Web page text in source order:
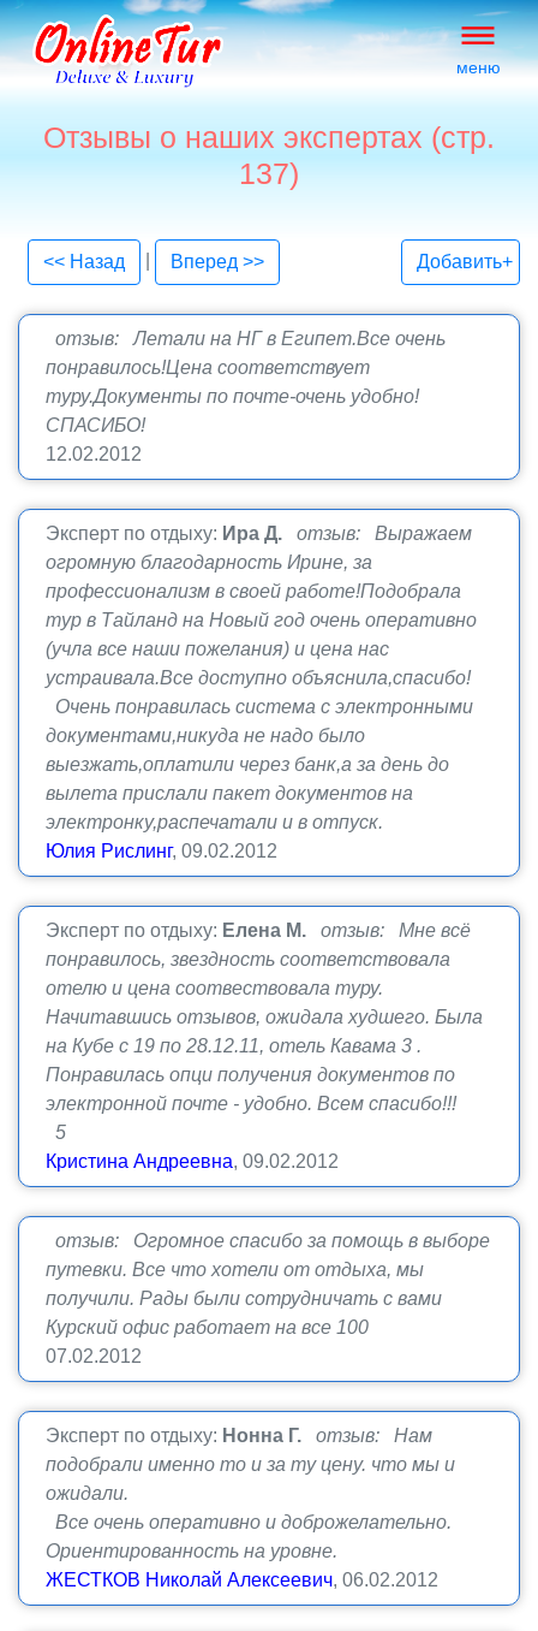
меню
Отзывы о наших экспертах (стр.
137)
<< Назад Вперед >> Добавить+
отзыв: Летали на НГ в Египет.Все очень
понравилось!Цена соответствует
туру.Документы по почте-очень удобно!
СПАСИБО!
12.02.2012
Эксперт по отдыху: Ира Д.
отзыв: Выражаем
огромную благодарность Ирине, за
профессионализм в своей работе!Подобрала
тур в Тайланд на Новый год очень оперативно
(учла все наши пожелания) и цена нас
устраивала.Все доступно объяснила,спасибо!
Очень понравилась система с электронными
документами,никуда не надо было
выезжать,оплатили через банк,а за день до
вылета прислали пакет документов на
электронку,распечатали и в отпуск.
Юлия Рислинг, 09.02.2012
Эксперт по отдыху: Елена М.
отзыв: Мне всё
понравилось, звездность соответствовала
отелю и цена соотвествовала туру.
Начитавшись отзывов, ожидала худшего. Была
на Кубе с 19 по 28.12.11, отель Кавама 3 .
Понравилась опци получения документов по
электронной почте - удобно. Всем спасибо!!!
5
Кристина Андреевна, 09.02.2012
отзыв: Огромное спасибо за помощь в выборе
путевки. Все что хотели от отдыха, мы
получили. Рады были сотрудничать с вами
Курский офис работает на все 100
07.02.2012
Эксперт по отдыху: Нонна Г.
отзыв: Нам
подобрали именно то и за ту цену. что мы и
ожидали.
Все очень оперативно и доброжелательно.
Ориентированность на уровне.
ЖЕСТКОВ Николай Алексеевич, 06.02.2012